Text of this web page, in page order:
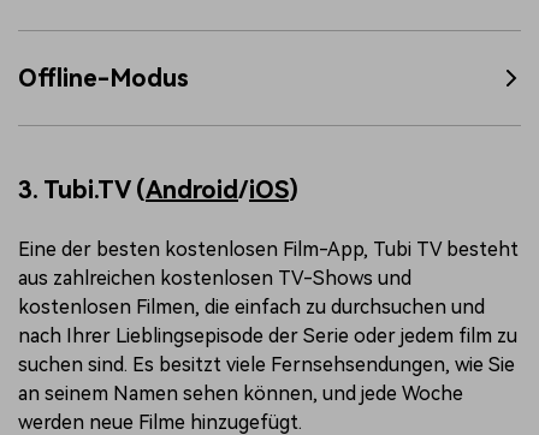
Offline-Modus
3. Tubi.TV (Android/iOS)
Eine der besten kostenlosen Film-App, Tubi TV besteht
aus zahlreichen kostenlosen TV-Shows und
kostenlosen Filmen, die einfach zu durchsuchen und
nach Ihrer Lieblingsepisode der Serie oder jedem film zu
suchen sind. Es besitzt viele Fernsehsendungen, wie Sie
an seinem Namen sehen können, und jede Woche
werden neue Filme hinzugefügt.